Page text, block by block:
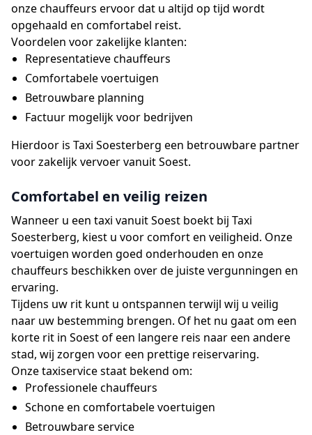
onze chauffeurs ervoor dat u altijd op tijd wordt
opgehaald en comfortabel reist.
Voordelen voor zakelijke klanten:
Representatieve chauffeurs
Comfortabele voertuigen
Betrouwbare planning
Factuur mogelijk voor bedrijven
Hierdoor is Taxi Soesterberg een betrouwbare partner
voor zakelijk vervoer vanuit Soest.
Comfortabel en veilig reizen
Wanneer u een taxi vanuit Soest boekt bij Taxi
Soesterberg, kiest u voor comfort en veiligheid. Onze
voertuigen worden goed onderhouden en onze
chauffeurs beschikken over de juiste vergunningen en
ervaring.
Tijdens uw rit kunt u ontspannen terwijl wij u veilig
naar uw bestemming brengen. Of het nu gaat om een
korte rit in Soest of een langere reis naar een andere
stad, wij zorgen voor een prettige reiservaring.
Onze taxiservice staat bekend om:
Professionele chauffeurs
Schone en comfortabele voertuigen
Betrouwbare service